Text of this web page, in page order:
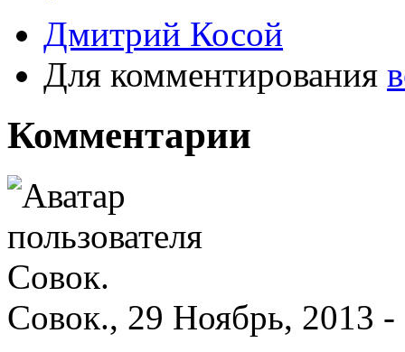
Дмитрий Косой
Для комментирования
Комментарии
Совок., 29 Ноябрь, 2013